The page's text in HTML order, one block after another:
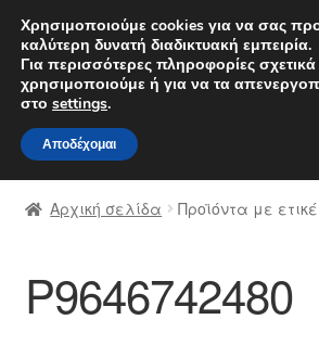
ΑΠΟΣΤΟΛΗ από 7 EUR
Δευτέρα-Παρ. 9 π.μ. - 4 μ.μ.
Απευθείας
μετάβαση
στην
πλοήγηση
Μετάβαση
σε
περιεχόμενο
Αρχική
Διαδικασία Παραπόνων
Επικοινωνία
Αρχική σελίδα Προϊόντα με
P9646742480
Χρησιμοποιούμε cookies για να σας
καλύτερη δυνατή διαδικτυακή εμπειρία.
Για περισσότερες πληροφορίες
χρησιμοποιούμε ή για να τα
στο settings.
Αποδέχομαι